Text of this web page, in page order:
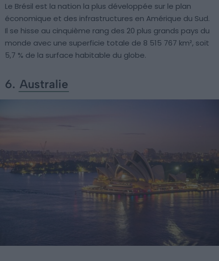
Le Brésil est la nation la plus développée sur le plan
économique et des infrastructures en Amérique du Sud.
Il se hisse au cinquième rang des 20 plus grands pays du
monde avec une superficie totale de 8 515 767 km², soit
5,7 % de la surface habitable du globe.
6. Australie